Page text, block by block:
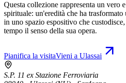
Questa collezione rappresenta un vero
spirituale: un'eredità che ha
in uno spazio espositivo che
tempo il senso della sua opera.
Pianifica la visitaVieni a Ulassai
S.P. 11 ex Stazione Ferroviaria